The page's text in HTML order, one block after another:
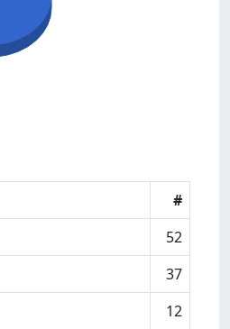
#
52
37
12